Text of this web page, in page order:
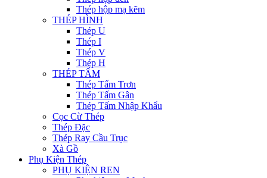
Thép hộp mạ kẽm
THÉP HÌNH
Thép U
Thép I
Thép V
Thép H
THÉP TẤM
Thép Tấm Trơn
Thép Tấm Gân
Thép Tấm Nhập Khẩu
Cọc Cừ Thép
Thép Đặc
Thép Ray Cầu Trục
Xà Gồ
Phụ Kiện Thép
PHỤ KIỆN REN